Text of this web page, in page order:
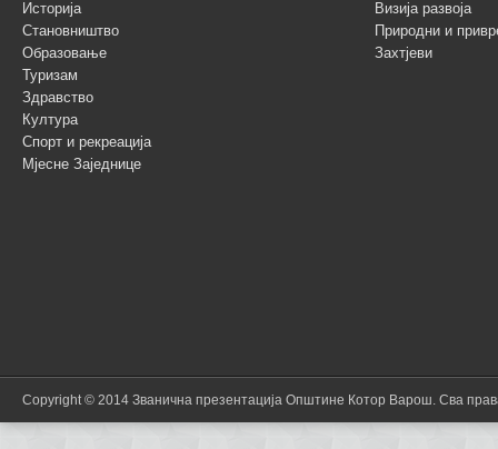
Историја
Становништво
Образовање
Туризам
Здравство
Култура
Спорт и рекреација
Мјесне Заједнице
Визија развоја
Природни и
Захтјеви
Copyright © 2014 Званична презентација Општине Котор Варош. Сва